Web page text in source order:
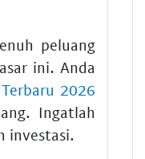
peluang
ini. Anda
2026
Ingatlah
investasi.